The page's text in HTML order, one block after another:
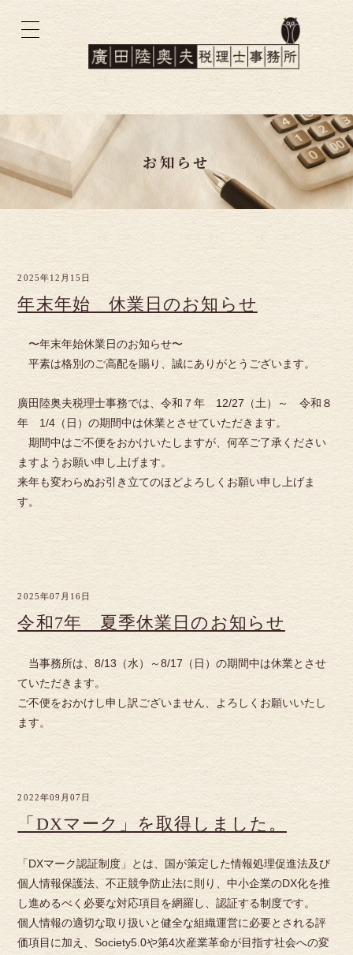
お知らせ
2025年12月15日
年末年始 休業日のお知らせ
〜年末年始休業日のお知らせ〜
平素は格別のご高配を賜り、誠にありがとうございます。
廣田陸奥夫税理士事務では、令和７年 12/27（土）～ 令和８
年 1/4（日）の期間中は休業とさせていただきます。
期間中はご不便をおかけいたしますが、何卒ご了承ください
ますようお願い申し上げます。
来年も変わらぬお引き立てのほどよろしくお願い申し上げま
す。
2025年07月16日
令和7年 夏季休業日のお知らせ
当事務所は、8/13（水）～8/17（日）の期間中は休業とさせ
ていただきます。
ご不便をおかけし申し訳ございません、よろしくお願いいたし
ます。
2022年09月07日
「DXマーク」を取得しました。
「DXマーク認証制度」とは、国が策定した情報処理促進法及び
個人情報保護法、不正競争防止法に則り、中小企業のDX化を推
し進めるべく必要な対応項目を網羅し、認証する制度です。
個人情報の適切な取り扱いと健全な組織運営に必要とされる評
価項目に加え、Society5.0や第4次産業革命が目指す社会への変